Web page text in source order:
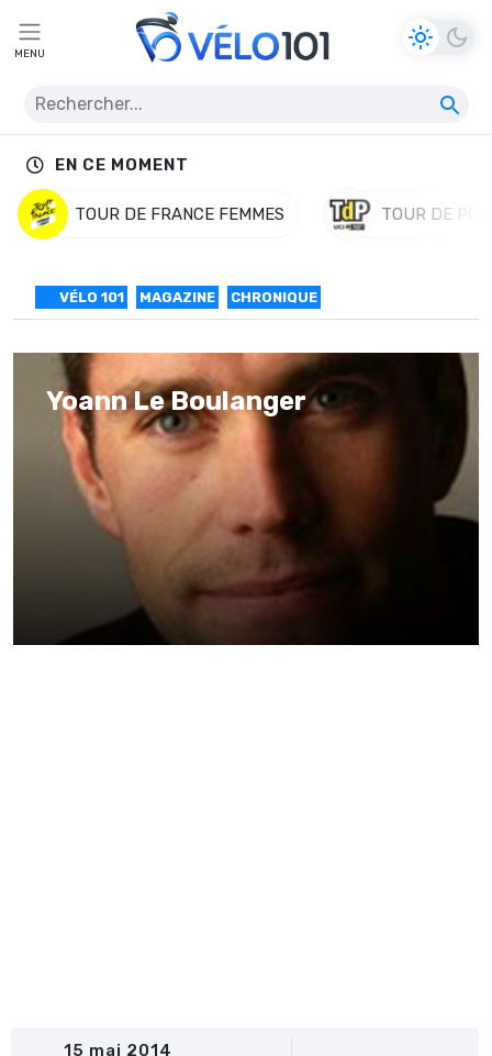
MENU
EN CE MOMENT
TOUR DE FRANCE FEMMES TOUR DE
VÉLO 101 MAGAZINE CHRONIQUE
Yoann Le Boulanger
15 mai 2014